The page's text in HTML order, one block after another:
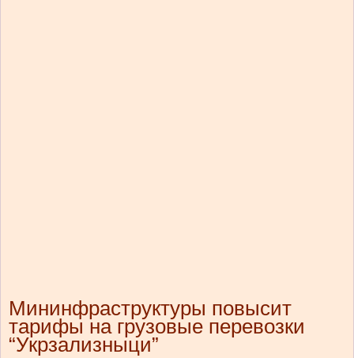
Мининфраструктуры повысит
тарифы на грузовые перевозки
“Укрзализныци”